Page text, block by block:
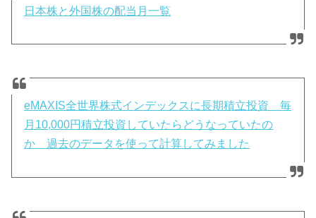
日本株と外国株の配当月一覧
eMAXIS全世界株式インデックスに長期積立投資 毎
月10,000円積立投資していたらどうなっていたの
か 過去のデータを使って計算してみました